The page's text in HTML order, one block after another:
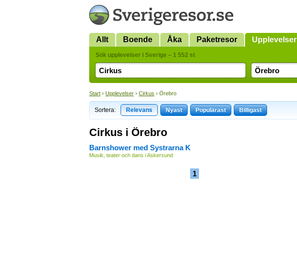
Allt Boende Åka Paketresor Upplevelser
Sök upplevelser i Sverige – 1 552 st
Start › Upplevelser › Cirkus › Örebro
Sortera: Relevans Nyast Populärast Billigast
Cirkus i Örebro
Barnshower med Systrarna K
Musik, teater och dans i Askersund
1